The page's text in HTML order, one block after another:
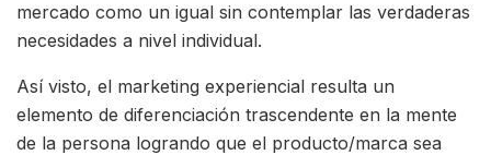
mercado como un igual sin contemplar las verdaderas
necesidades a nivel individual.
Así visto, el marketing experiencial resulta un
elemento de diferenciación trascendente en la mente
de la persona logrando que el producto/marca sea